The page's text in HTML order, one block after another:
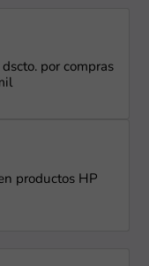
por compras
productos HP